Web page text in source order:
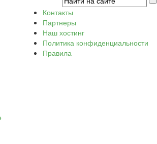
Контакты
Партнеры
Наш хостинг
Политика конфиденциальности
Правила